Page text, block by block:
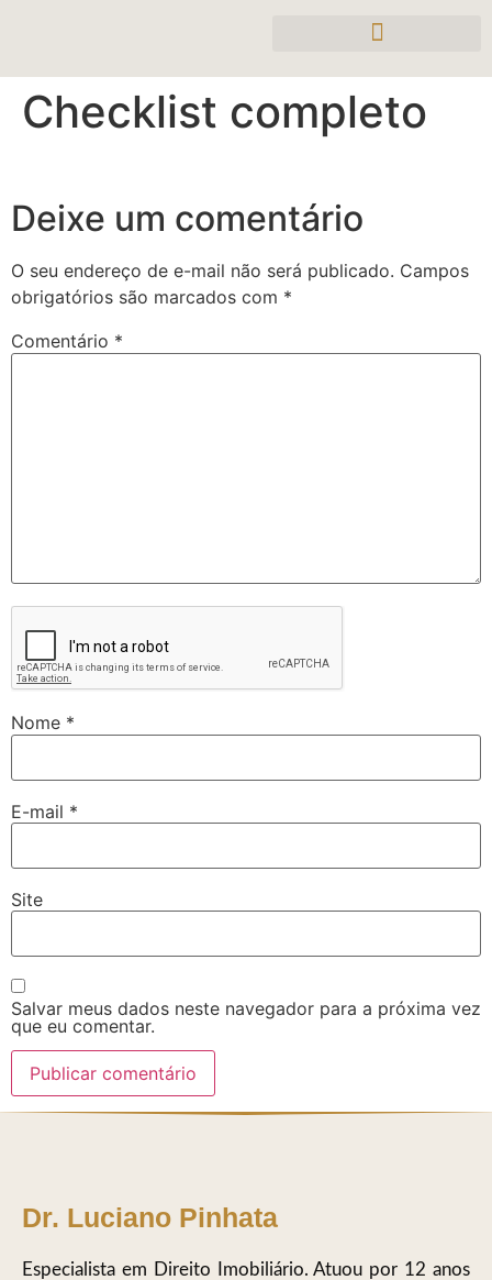
Checklist completo
Deixe um comentário
O seu endereço de e-mail não será publicado. Campos
obrigatórios são marcados com *
Comentário *
Nome *
E-mail *
Site
Salvar meus dados neste navegador para a próxima vez
que eu comentar.
Dr. Luciano Pinhata
Especialista em Direito Imobiliário. Atuou por 12 anos